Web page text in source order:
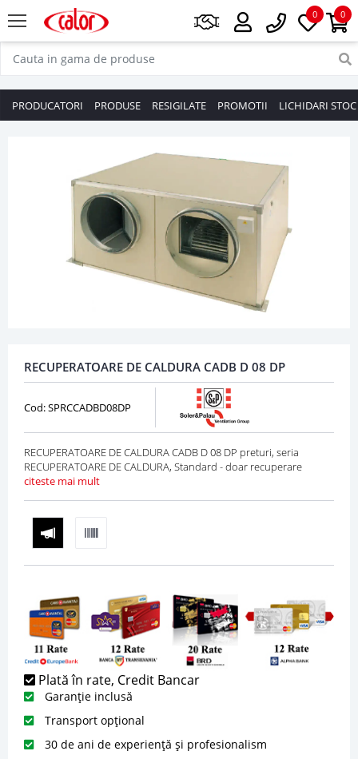
0
0
PRODUCATORI PRODUSE RESIGILATE PROMOTII LICHIDARI STOC
RECUPERATOARE DE CALDURA CADB D 08 DP
Cod: SPRCCADBD08DP
RECUPERATOARE DE CALDURA CADB D 08 DP preturi, seria
RECUPERATOARE DE CALDURA, Standard - doar recuperare
citeste mai mult
Plată în rate, Credit Bancar
Garanție inclusă
Transport opțional
30 de ani de experiență și profesionalism